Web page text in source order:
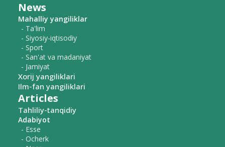
News
Mahalliy yangiliklar
- Ta'lim
- Siyosiy-iqtisodiy
- Sport
- San'at va madaniyat
- Jamiyat
Xorij yangiliklari
Ilm-fan yangiliklari
Articles
Tahliliy-tanqidiy
Adabiyot
- Esse
- Ocherk